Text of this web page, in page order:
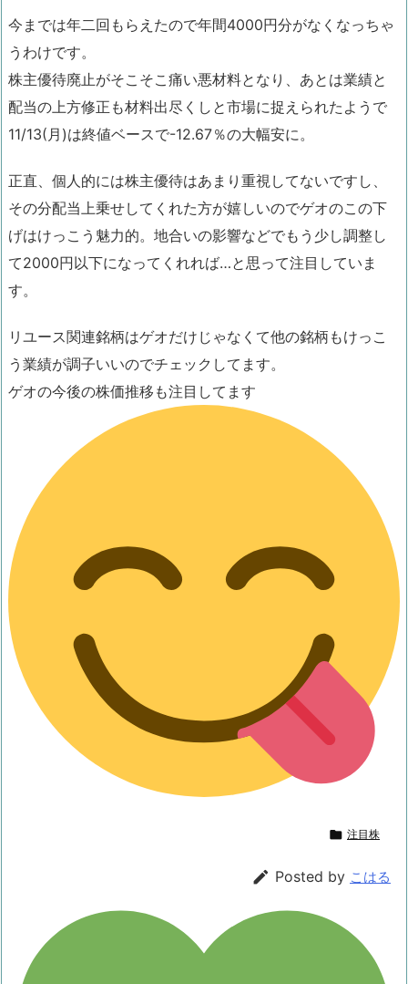
今までは年二回もらえたので年間4000円分がなくなっちゃ
うわけです。
株主優待廃止がそこそこ痛い悪材料となり、あとは業績と
配当の上方修正も材料出尽くしと市場に捉えられたようで
11/13(月)は終値ベースで-12.67％の大幅安に。
正直、個人的には株主優待はあまり重視してないですし、
その分配当上乗せしてくれた方が嬉しいのでゲオのこの下
げはけっこう魅力的。地合いの影響などでもう少し調整し
て2000円以下になってくれれば…と思って注目していま
す。
リユース関連銘柄はゲオだけじゃなくて他の銘柄もけっこ
う業績が調子いいのでチェックしてます。
ゲオの今後の株価推移も注目してます
 注目株
 Posted by こはる